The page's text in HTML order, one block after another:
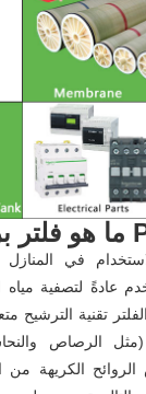
عادةً لتصفية مياه
تقنية الترشيح
(مثل الرصاص
الكريهة من